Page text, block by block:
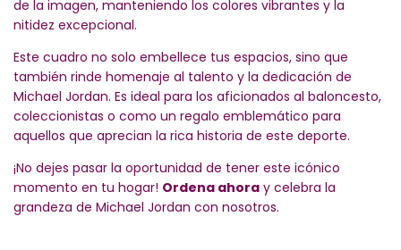
de la imagen, manteniendo los colores vibrantes y la
nitidez excepcional.
Este cuadro no solo embellece tus espacios, sino que
también rinde homenaje al talento y la dedicación de
Michael Jordan. Es ideal para los aficionados al baloncesto,
coleccionistas o como un regalo emblemático para
aquellos que aprecian la rica historia de este deporte.
¡No dejes pasar la oportunidad de tener este icónico
momento en tu hogar! Ordena ahora y celebra la
grandeza de Michael Jordan con nosotros.